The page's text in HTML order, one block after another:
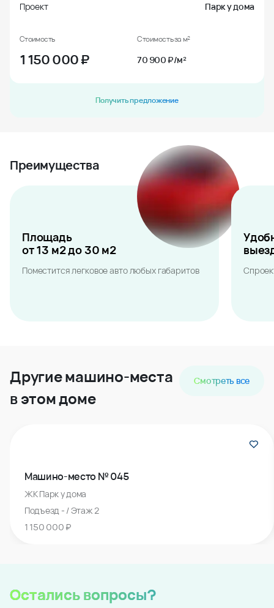
Проект Парк у дома
Стоимость
1 150 000₽
Стоимость за м²
70 900 ₽/м²
Получить предложение
Преимущества
Площадь
от 13 м2 до 30 м2
Поместится легковое авто любых габаритов
Другие машино-места
в этом доме
Смотреть все
Машино-место № 045
ЖК Парк у дома
Подъезд - / Этаж 2
1 150 000 ₽
Остались вопросы?